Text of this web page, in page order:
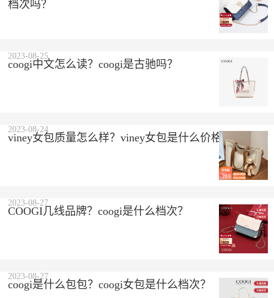
档次吗？
coogi中文怎么读？coogi是古驰吗？
2023-08-25
viney女包质量怎么样？viney女包是什么价格？
2023-08-24
COOGI几线品牌？coogi是什么档次？
2023-08-27
coogi是什么包包？coogi女包是什么档次？
2023-08-27